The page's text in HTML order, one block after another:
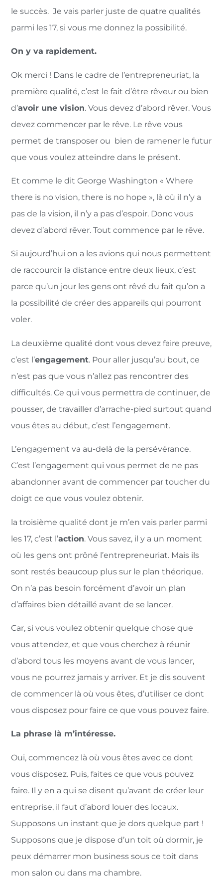
le succès. Je vais parler juste de quatre qualités
parmi les 17, si vous me donnez la possibilité.
On y va rapidement.
Ok merci ! Dans le cadre de l’entrepreneuriat, la
première qualité, c’est le fait d’être rêveur ou bien
d’avoir une vision. Vous devez d’abord rêver. Vous
devez commencer par le rêve. Le rêve vous
permet de transposer ou bien de ramener le futur
que vous voulez atteindre dans le présent.
Et comme le dit George Washington « Where
there is no vision, there is no hope », là où il n’y a
pas de la vision, il n’y a pas d’espoir. Donc vous
devez d’abord rêver. Tout commence par le rêve.
Si aujourd’hui on a les avions qui nous permettent
de raccourcir la distance entre deux lieux, c’est
parce qu’un jour les gens ont rêvé du fait qu’on a
la possibilité de créer des appareils qui pourront
voler.
La deuxième qualité dont vous devez faire preuve,
c’est l’engagement. Pour aller jusqu’au bout, ce
n’est pas que vous n’allez pas rencontrer des
difficultés. Ce qui vous permettra de continuer, de
pousser, de travailler d’arrache-pied surtout quand
vous êtes au début, c’est l’engagement.
L’engagement va au-delà de la persévérance.
C’est l’engagement qui vous permet de ne pas
abandonner avant de commencer par toucher du
doigt ce que vous voulez obtenir.
la troisième qualité dont je m’en vais parler parmi
les 17, c’est l’action. Vous savez, il y a un moment
où les gens ont prôné l’entrepreneuriat. Mais ils
sont restés beaucoup plus sur le plan théorique.
On n’a pas besoin forcément d’avoir un plan
d’affaires bien détaillé avant de se lancer.
Car, si vous voulez obtenir quelque chose que
vous attendez, et que vous cherchez à réunir
d’abord tous les moyens avant de vous lancer,
vous ne pourrez jamais y arriver. Et je dis souvent
de commencer là où vous êtes, d’utiliser ce dont
vous disposez pour faire ce que vous pouvez faire.
La phrase là m’intéresse.
Oui, commencez là où vous êtes avec ce dont
vous disposez. Puis, faites ce que vous pouvez
faire. Il y en a qui se disent qu’avant de créer leur
entreprise, il faut d’abord louer des locaux.
Supposons un instant que je dors quelque part !
Supposons que je dispose d’un toit où dormir, je
peux démarrer mon business sous ce toit dans
mon salon ou dans ma chambre.